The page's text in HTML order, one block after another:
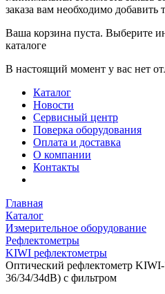
заказа вам необходимо
Ваша корзина пуста. Выберите
каталоге
В настоящий момент у вас нет
Каталог
Новости
Сервисный центр
Поверка оборудования
Оплата и доставка
О компании
Контакты
Главная
Каталог
Измерительное оборудование
Рефлектометры
KIWI рефлектометры
Оптический рефлектометр
36/34/34dB) с фильтром